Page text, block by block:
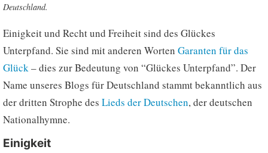
Deutschland.
Einigkeit und Recht und Freiheit sind des Glückes
Unterpfand. Sie sind mit anderen WortenGaranten für das
Glück– dies zur Bedeutung von “Glückes Unterpfand”. Der
Name unseres Blogs für Deutschland stammt bekanntlich aus
der dritten Strophe desLieds der Deutschen, der deutschen
Nationalhymne.
Einigkeit